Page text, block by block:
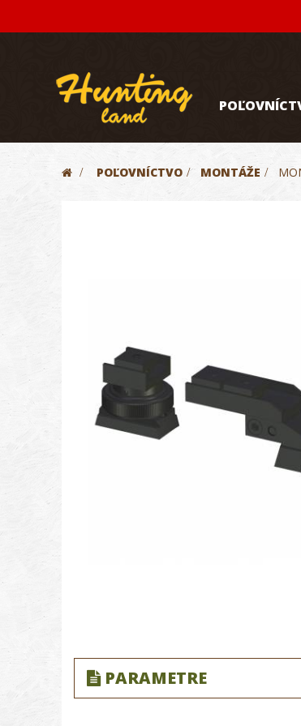
> POĽOVNÍCTVO > MONTÁŽE >
PARAMETRE